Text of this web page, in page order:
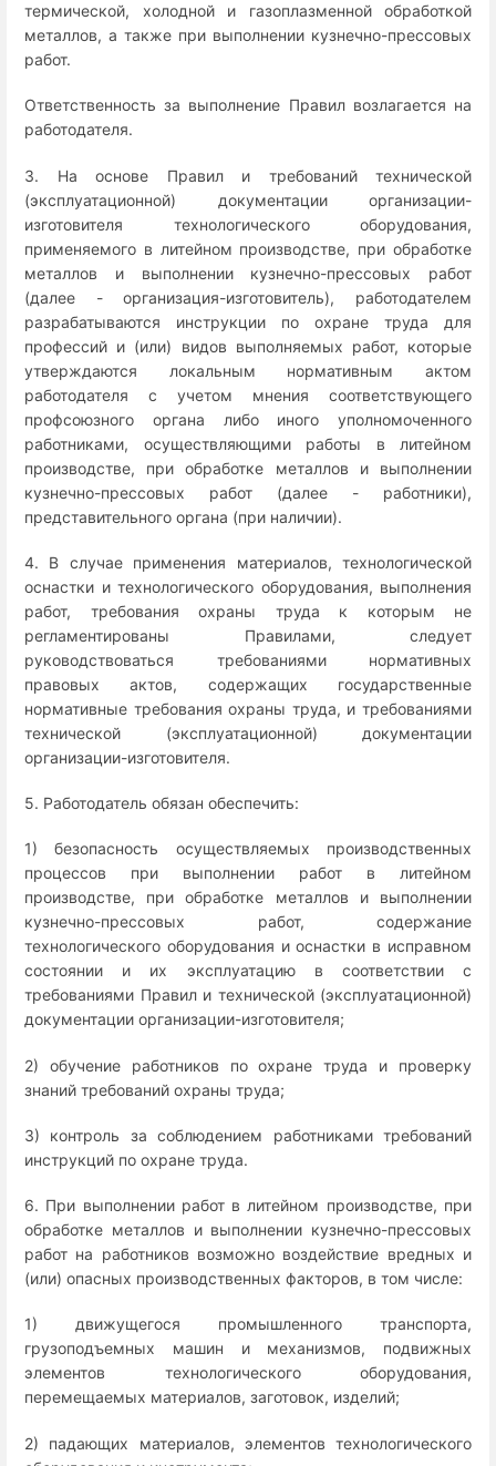
термической, холодной и газоплазменной обработкой
металлов, а также при выполнении кузнечно-прессовых
работ.
Ответственность за выполнение Правил возлагается на
работодателя.
3. На основе Правил и требований технической
(эксплуатационной) документации организации-
изготовителя технологического оборудования,
применяемого в литейном производстве, при обработке
металлов и выполнении кузнечно-прессовых работ
(далее - организация-изготовитель), работодателем
разрабатываются инструкции по охране труда для
профессий и (или) видов выполняемых работ, которые
утверждаются локальным нормативным актом
работодателя с учетом мнения соответствующего
профсоюзного органа либо иного уполномоченного
работниками, осуществляющими работы в литейном
производстве, при обработке металлов и выполнении
кузнечно-прессовых работ (далее - работники),
представительного органа (при наличии).
4. В случае применения материалов, технологической
оснастки и технологического оборудования, выполнения
работ, требования охраны труда к которым не
регламентированы Правилами, следует
руководствоваться требованиями нормативных
правовых актов, содержащих государственные
нормативные требования охраны труда, и требованиями
технической (эксплуатационной) документации
организации-изготовителя.
5. Работодатель обязан обеспечить:
1) безопасность осуществляемых производственных
процессов при выполнении работ в литейном
производстве, при обработке металлов и выполнении
кузнечно-прессовых работ, содержание
технологического оборудования и оснастки в исправном
состоянии и их эксплуатацию в соответствии с
требованиями Правил и технической (эксплуатационной)
документации организации-изготовителя;
2) обучение работников по охране труда и проверку
знаний требований охраны труда;
3) контроль за соблюдением работниками требований
инструкций по охране труда.
6. При выполнении работ в литейном производстве, при
обработке металлов и выполнении кузнечно-прессовых
работ на работников возможно воздействие вредных и
(или) опасных производственных факторов, в том числе:
1) движущегося промышленного транспорта,
грузоподъемных машин и механизмов, подвижных
элементов технологического оборудования,
перемещаемых материалов, заготовок, изделий;
2) падающих материалов, элементов технологического